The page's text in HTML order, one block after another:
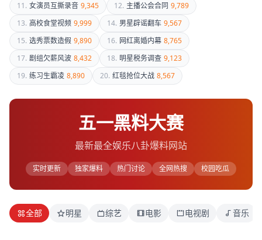
11. 女演员互撕录音 9,345 12. 主播公会合同 9,789
13. 高校食堂视频 9,999 14. 男星辟谣翻车 9,567
15. 选秀票数造假 9,890 16. 网红离婚内幕 8,765
17. 剧组欠薪风波 8,432 18. 明星税务调查 9,123
19. 练习生霸凌 8,890 20. 红毯抢位大战 8,567
五一黑料大赛
最新最全娱乐八卦爆料网站
实时更新 独家爆料 热门讨论 全网热搜 校园吃瓜
全部 明星 综艺 电影 电视剧 音乐